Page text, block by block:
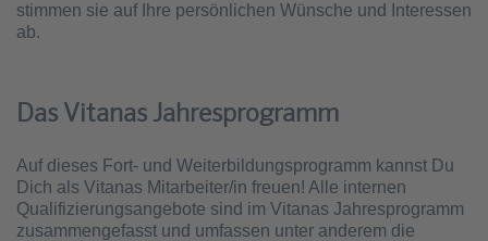
stimmen sie auf Ihre persönlichen Wünsche und Interessen
ab.
Das Vitanas Jahresprogramm
Auf dieses Fort- und Weiterbildungsprogramm kannst Du
Dich als Vitanas Mitarbeiter/in freuen! Alle internen
Qualifizierungsangebote sind im Vitanas Jahresprogramm
zusammengefasst und umfassen unter anderem die